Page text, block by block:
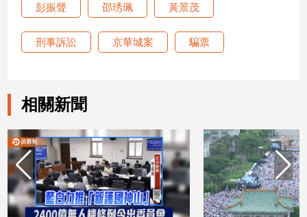
區
合
作
媒
體
彭振聲 邵琇珮 黃景茂
刑事訴訟 京華城案 騙票
相關新聞